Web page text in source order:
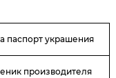
паспорт украшения
производителя